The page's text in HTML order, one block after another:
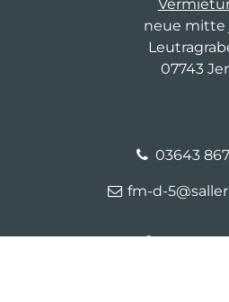
neue mitte
07743
03643
fm-d-